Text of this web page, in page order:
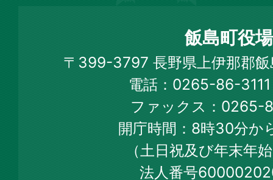
Town
Official
Web
Site
飯島町役場
〒399-3797 長野県上伊那郡
電話：0265-86-
ファックス：0265-
開庁時間：8時30分か
（土日祝及び年末年
法人番号